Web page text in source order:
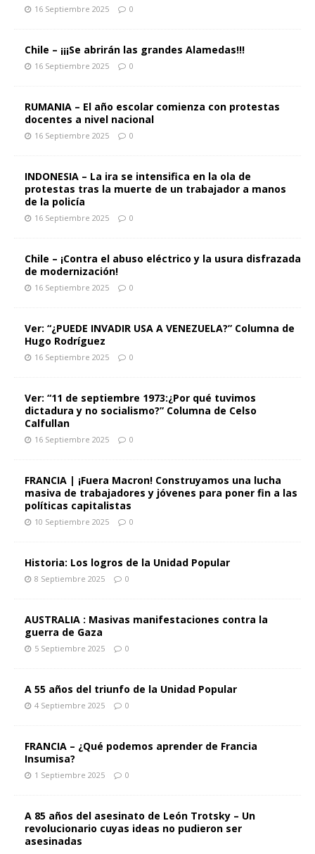
16 Septiembre 2025 0
Chile – ¡¡¡Se abrirán las grandes Alamedas!!!
16 Septiembre 2025 0
RUMANIA – El año escolar comienza con protestas
docentes a nivel nacional
16 Septiembre 2025 0
INDONESIA – La ira se intensifica en la ola de
protestas tras la muerte de un trabajador a manos
de la policía
16 Septiembre 2025 0
Chile – ¡Contra el abuso eléctrico y la usura disfrazada
de modernización!
16 Septiembre 2025 0
Ver: “¿PUEDE INVADIR USA A VENEZUELA?” Columna de
Hugo Rodríguez
16 Septiembre 2025 0
Ver: “11 de septiembre 1973:¿Por qué tuvimos
dictadura y no socialismo?” Columna de Celso
Calfullan
16 Septiembre 2025 0
FRANCIA | ¡Fuera Macron! Construyamos una lucha
masiva de trabajadores y jóvenes para poner fin a las
políticas capitalistas
10 Septiembre 2025 0
Historia: Los logros de la Unidad Popular
8 Septiembre 2025 0
AUSTRALIA : Masivas manifestaciones contra la
guerra de Gaza
5 Septiembre 2025 0
A 55 años del triunfo de la Unidad Popular
4 Septiembre 2025 0
FRANCIA – ¿Qué podemos aprender de Francia
Insumisa?
1 Septiembre 2025 0
A 85 años del asesinato de León Trotsky – Un
revolucionario cuyas ideas no pudieron ser
asesinadas